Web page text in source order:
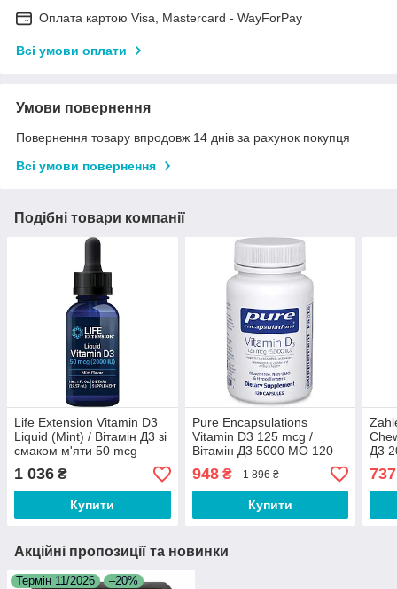
Оплата картою Visa, Mastercard - WayForPay
Всі умови оплати
Умови повернення
Повернення товару впродовж 14 днів за рахунок покупця
Всі умови повернення
Подібні товари компанії
Life Extension Vitamin D3
Liquid (Mint) / Вітамін Д3 зі
смаком м'яти 50 mcg
(2000 МО) 29,57 мл
1 036 ₴
Купити
Pure Encapsulations
Vitamin D3 125 mcg /
Вітамін Д3 5000 МО 120
капсул 08/2026
948₴ 1 896 ₴
Купити
Д3
Акційні пропозиції та новинки
Термін 11/2026 –20%